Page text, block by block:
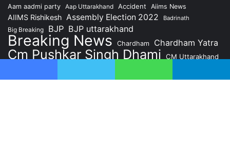
Aam aadmi party Aap Uttarakhand Accident Aiims News
AIIMS Rishikesh Assembly Election 2022 Badrinath
Big Breaking BJP BJP uttarakhand
Breaking News Chardham Chardham Yatra
Cm Pushkar Singh Dhami CM Uttarakhand
Dehradun News former CM Harish Rawat
Facebook Twitter WhatsApp Telegram